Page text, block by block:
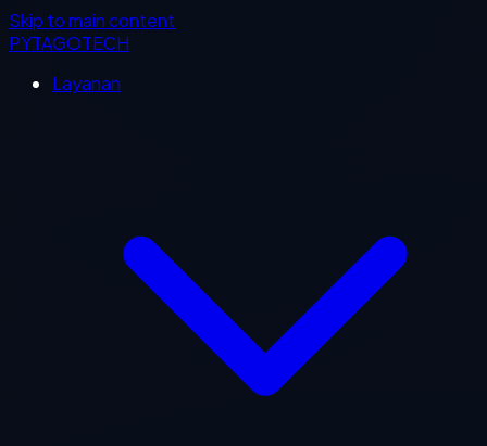
Skip to main content
PYTAGOTECH
Layanan